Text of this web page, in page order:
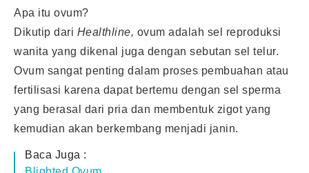
Apa itu ovum?
Dikutip dari Healthline, ovum adalah sel reproduksi
wanita yang dikenal juga dengan sebutan sel telur.
Ovum sangat penting dalam proses pembuahan atau
fertilisasi karena dapat bertemu dengan sel sperma
yang berasal dari pria dan membentuk zigot yang
kemudian akan berkembang menjadi janin.
Baca Juga :